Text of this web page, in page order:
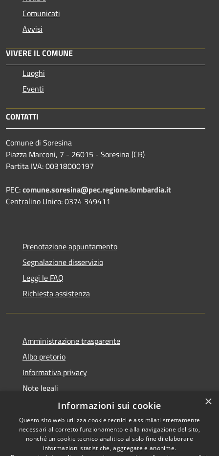
Comunicati
Avvisi
VIVERE IL COMUNE
Luoghi
Eventi
CONTATTI
Comune di Soresina
Piazza Marconi, 7 - 26015 - Soresina (CR)
Partita IVA: 00318000197
PEC:comune.soresina@pec.regione.lombardia.it
Centralino Unico: 0374 349411
Prenotazione appuntamento
Segnalazione disservizio
Leggi le FAQ
Richiesta assistenza
Amministrazione trasparente
Albo pretorio
Informativa privacy
Note legali
Dichiarazione di accessibilità
RSS Copyright © 2026 • Comune di
×
Informazioni sui cookie
Questo sito web utilizza cookie tecnici e assimilati strettamente
necessari al corretto funzionamento e alla navigazione del sito,
nonché un cookie tecnico analitico al solo fine di elaborare
informazioni statistiche, aggregate e anonime.